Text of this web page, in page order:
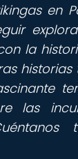
en
la
las